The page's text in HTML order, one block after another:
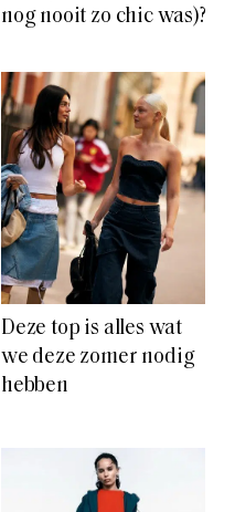
nog nooit zo chic was)?
Deze top is alles wat
we deze zomer nodig
hebben